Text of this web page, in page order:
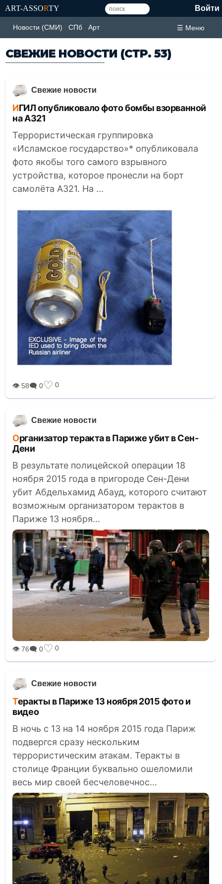
ART-ASSORTY Войти
Новости (СМИ) СПб Арт ☰ Меню
СВЕЖИЕ НОВОСТИ (СТР. 53)
Свежие новости
ИГИЛ опубликовало фото бомбы взорванной
на А321
Террористическая группировка
«Исламское государство»* опубликовала
фото якобы того самого взрывного
устройства, которое пронесли на борт
самолёта А321. На ...
👁 58🗨 0♡ 0
Свежие новости
Организатор теракта в Париже убит в Сен-
Дени
В результате полицейской операции 18
ноября 2015 года в пригороде Сен-Дени
убит Абдельхамид Абауд, которого считают
возможным организатором терактов в
Париже 13 ноября...
👁 76🗨 0♡ 0
Свежие новости
Теракты в Париже 13 ноября 2015 фото и
видео
В ночь с 13 на 14 ноября 2015 года Париж
подвергся сразу нескольким
террористическим атакам. Теракты в
столице Франции буквально ошеломили
весь мир своей бесчеловечнос...